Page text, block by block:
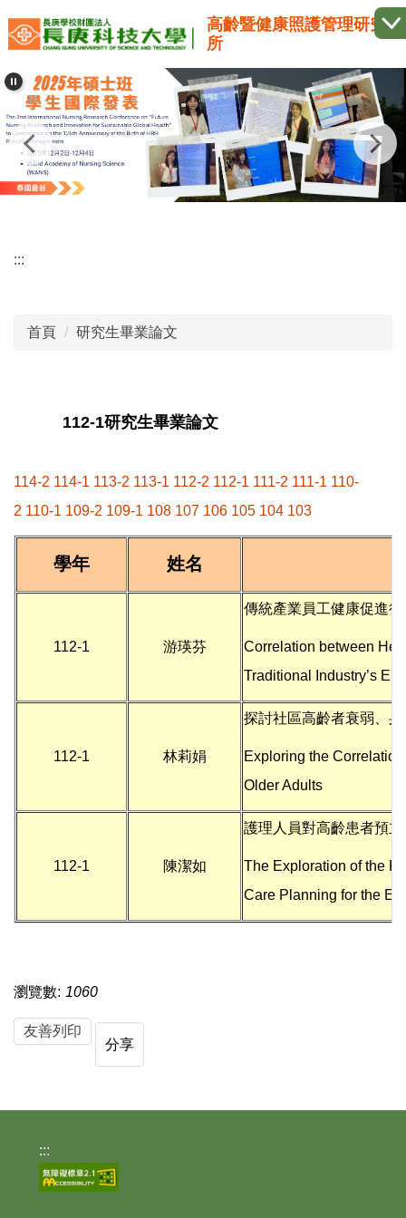
到
要
容
區
高齡暨健康照護管理研究
所
:::
首頁 研究生畢業論文
112-1研究生畢業論文
114-2 114-1 113-2 113-1 112-2 112-1 111-2 111-1 110-
2 110-1 109-2 109-1 108 107 106 105 104 103
學年 姓名
112-1 游瑛芬
傳統產業員工健康促進
Correlation between
Traditional Industry’s
112-1 林莉娟
探討社區高齡者衰弱、
Exploring the
Older Adults
112-1 陳潔如
護理人員對高齡患者預
The Exploration of the
Care Planning for the
瀏覽數: 1060
友善列印
分享
:::